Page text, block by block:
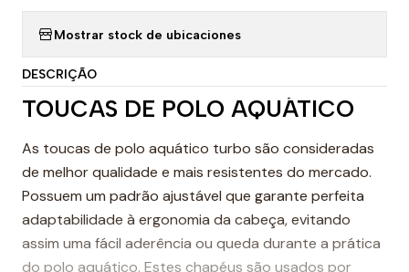
Mostrar stock de ubicaciones
DESCRIÇÃO
TOUCAS DE POLO AQUÁTICO
As toucas de polo aquático turbo são consideradas
de melhor qualidade e mais resistentes do mercado.
Possuem um padrão ajustável que garante perfeita
adaptabilidade à ergonomia da cabeça, evitando
assim uma fácil aderência ou queda durante a prática
do polo aquático. Estes chapéus são usados por